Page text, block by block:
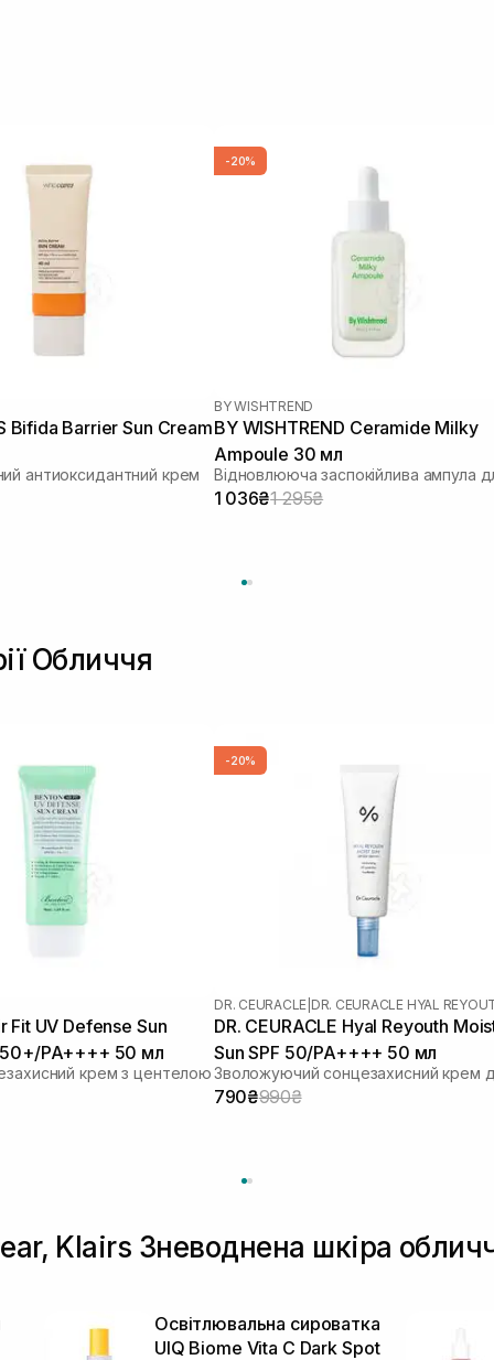
Bifida Barrier Sun Cream
антиоксидантний крем
-20%
BY WISHTREND
BY WISHTREND Ceramide Milky
Ampoule 30 мл
1 036₴1 295₴
Обличчя
Fit UV Defense Sun
50+/PA++++ 50 мл
крем з центелою
-20%
DR. CEURACLE DR. CEURACLE HYAL
DR. CEURACLE Hyal Reyouth
Sun SPF 50/PA++++ 50 мл
790₴990₴
Klairs Зневоднена шкіра
Освітлювальна сироватка
UIQ Biome Vita C Dark Spot